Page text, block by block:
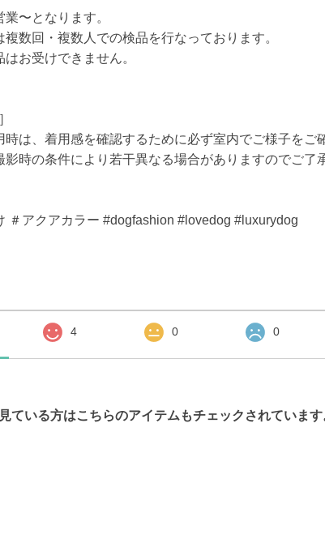
〜となります。
数回・複数人での検品を行なっております。
お受けできません。
時は、着用感を確認するために必ず室内でご様子をご
影時の条件により若干異なる場合がありますのでご了
＃アクアカラー #dogfashion #lovedog #luxurydog
4 0 0
ている方はこちらのアイテムもチェックされています